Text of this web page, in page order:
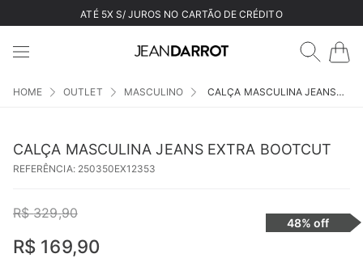
ATÉ 5X S/ JUROS NO CARTÃO DE CRÉDITO
OUTLET MASCULINO CALÇA MASCULINA JEANS EXTRA BOOTCUT
CALÇA MASCULINA JEANS EXTRA BOOTCUT
REFERÊNCIA: 250350EX12353
R$ 329,90
R$ 169,90
48% off